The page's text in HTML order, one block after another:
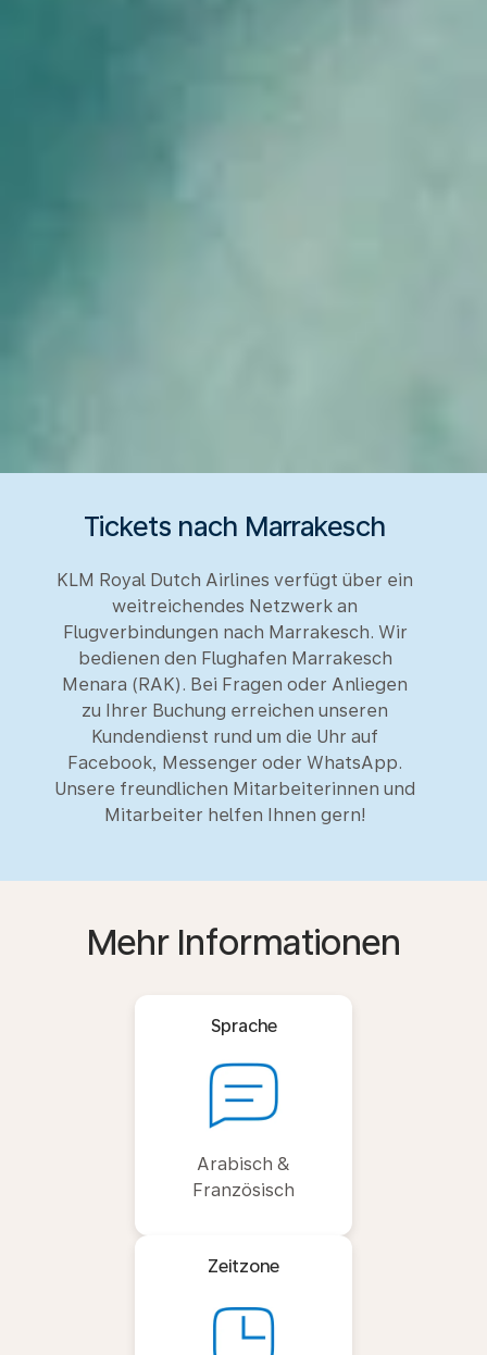
Tickets nach Marrakesch
KLM Royal Dutch Airlines verfügt über ein
weitreichendes Netzwerk an
Flugverbindungen nach Marrakesch. Wir
bedienen den Flughafen Marrakesch
Menara (RAK). Bei Fragen oder Anliegen
zu Ihrer Buchung erreichen unseren
Kundendienst rund um die Uhr auf
Facebook, Messenger oder WhatsApp.
Unsere freundlichen Mitarbeiterinnen und
Mitarbeiter helfen Ihnen gern!
Mehr Informationen
Sprache
Arabisch &
Französisch
Zeitzone